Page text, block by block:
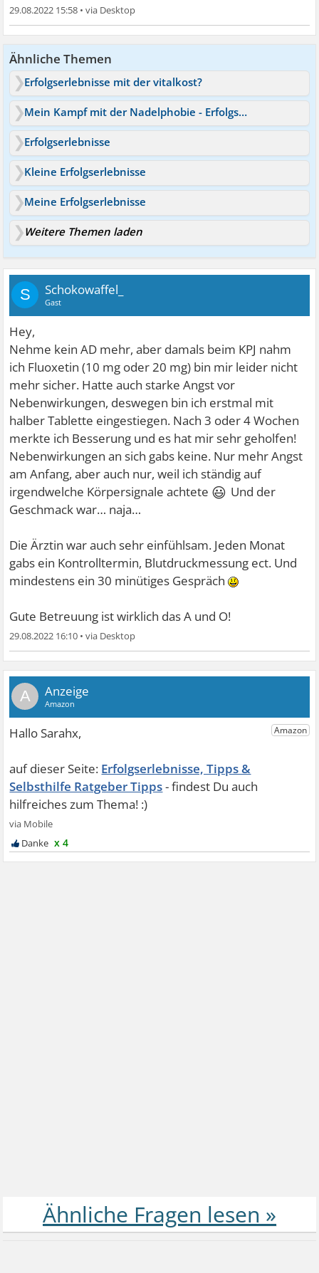
29.08.2022 15:58 •
Ähnliche Themen
Erfolgserlebnisse mit der vitalkost?
Mein Kampf mit der Nadelphobie - Erfolgserlebnisse
Erfolgserlebnisse
Kleine Erfolgserlebnisse
Meine Erfolgserlebnisse
Weitere Themen laden
S Schokowaffel_
Gast
Hey,
Nehme kein AD mehr, aber damals beim KPJ nahm
ich Fluoxetin (10 mg oder 20 mg) bin mir leider nicht
mehr sicher. Hatte auch starke Angst vor
Nebenwirkungen, deswegen bin ich erstmal mit
halber Tablette eingestiegen. Nach 3 oder 4 Wochen
merkte ich Besserung und es hat mir sehr geholfen!
Nebenwirkungen an sich gabs keine. Nur mehr Angst
am Anfang, aber auch nur, weil ich ständig auf
irgendwelche Körpersignale achtete 😃 Und der
Geschmack war… naja…
Die Ärztin war auch sehr einfühlsam. Jeden Monat
gabs ein Kontrolltermin, Blutdruckmessung ect. Und
mindestens ein 30 minütiges Gespräch
Gute Betreuung ist wirklich das A und O!
29.08.2022 16:10 •
A
Erfolgserlebnisse, Tipps &
Selbsthilfe Ratgeber Tipps
x 4